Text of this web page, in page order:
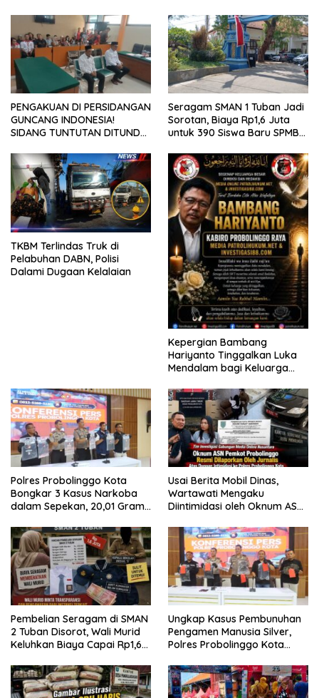
PENGAKUAN DI PERSIDANGAN
GUNCANG INDONESIA!
SIDANG TUNTUTAN DITUNDA,
MENGAMUK DI PN MALANG
Seragam SMAN 1 Tuban Jadi
Sorotan, Biaya Rp1,6 Juta
untuk 390 Siswa Baru SPMB
TKBM Terlindas Truk di
Pelabuhan DABN, Polisi
Dalami Dugaan Kelalaian
Kepergian Bambang
Hariyanto Tinggalkan Luka
Mendalam bagi Keluarga
Polres Probolinggo Kota
Bongkar 3 Kasus Narkoba
dalam Sepekan, 20,01 Gram
Usai Berita Mobil Dinas,
Wartawati Mengaku
Diintimidasi oleh Oknum ASN
Tempuh Jalur Hukum
Pembelian Seragam di SMAN
2 Tuban Disorot, Wali Murid
Keluhkan Biaya Capai Rp1,6
Ungkap Kasus Pembunuhan
Pengamen Manusia Silver,
Polres Probolinggo Kota